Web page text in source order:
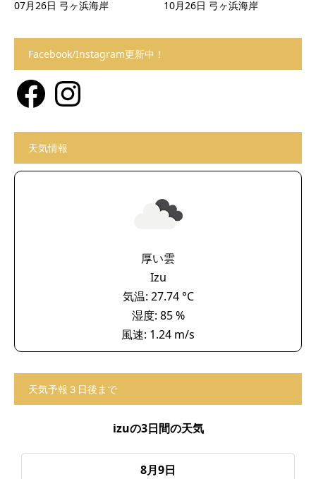
07月26日 弓ヶ浜海岸 10月26日 弓ヶ浜海岸
Facebook/Instagram更新中！
FacebookInstagram
天気情報
厚い雲
Izu
気温: 27.74 °C
湿度: 85 %
風速: 1.24 m/s
天気予報３日後まで
izuの3日間の天気
8月9日